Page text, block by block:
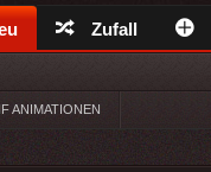
Zufall
ANIMATIONEN